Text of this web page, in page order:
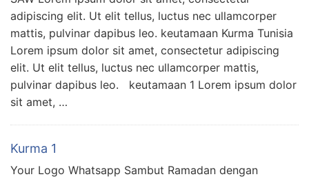
adipiscing elit. Ut elit tellus, luctus nec ullamcorper
mattis, pulvinar dapibus leo. keutamaan Kurma Tunisia
Lorem ipsum dolor sit amet, consectetur adipiscing
elit. Ut elit tellus, luctus nec ullamcorper mattis,
pulvinar dapibus leo. keutamaan 1 Lorem ipsum dolor
sit amet, …
Kurma 1
Your Logo Whatsapp Sambut Ramadan dengan